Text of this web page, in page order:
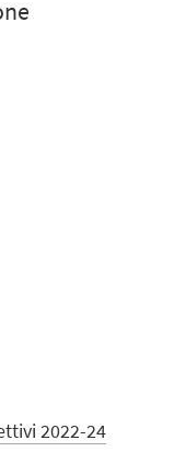
2022-24